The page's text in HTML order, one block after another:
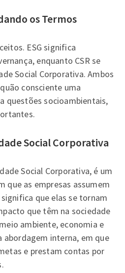
os Termos
ESG significa
enquanto CSR se
Social Corporativa. Ambos
consciente uma
questões socioambientais,
Social Corporativa
Social Corporativa, é um
que as empresas assumem
que elas se tornam
que têm na sociedade
ambiente, economia e
abordagem interna, em que
e prestam contas por